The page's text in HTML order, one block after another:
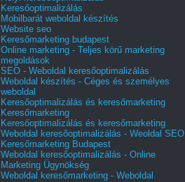
Keresőoptimalizálás
Mobilbarát weboldal készítés
Website seo
Keresőmarketing budapest
Online marketing - Teljes körű marketing
megoldások
SEO - Weboldal keresőoptimalizálás
Weboldal készítés - Céges és személyes
weboldal
Keresőoptimalizálás és keresőmarketing
Keresőmarketing
Keresőoptimalizálás és keresőmarketing
Weboldal keresőoptimalizálás - Weoldal SEO
Keresőmarketing Budapest
Weboldal keresőoptimalizálás - Online
Marketing Ügynökség
Weboldal keresőmarketing - Weboldal